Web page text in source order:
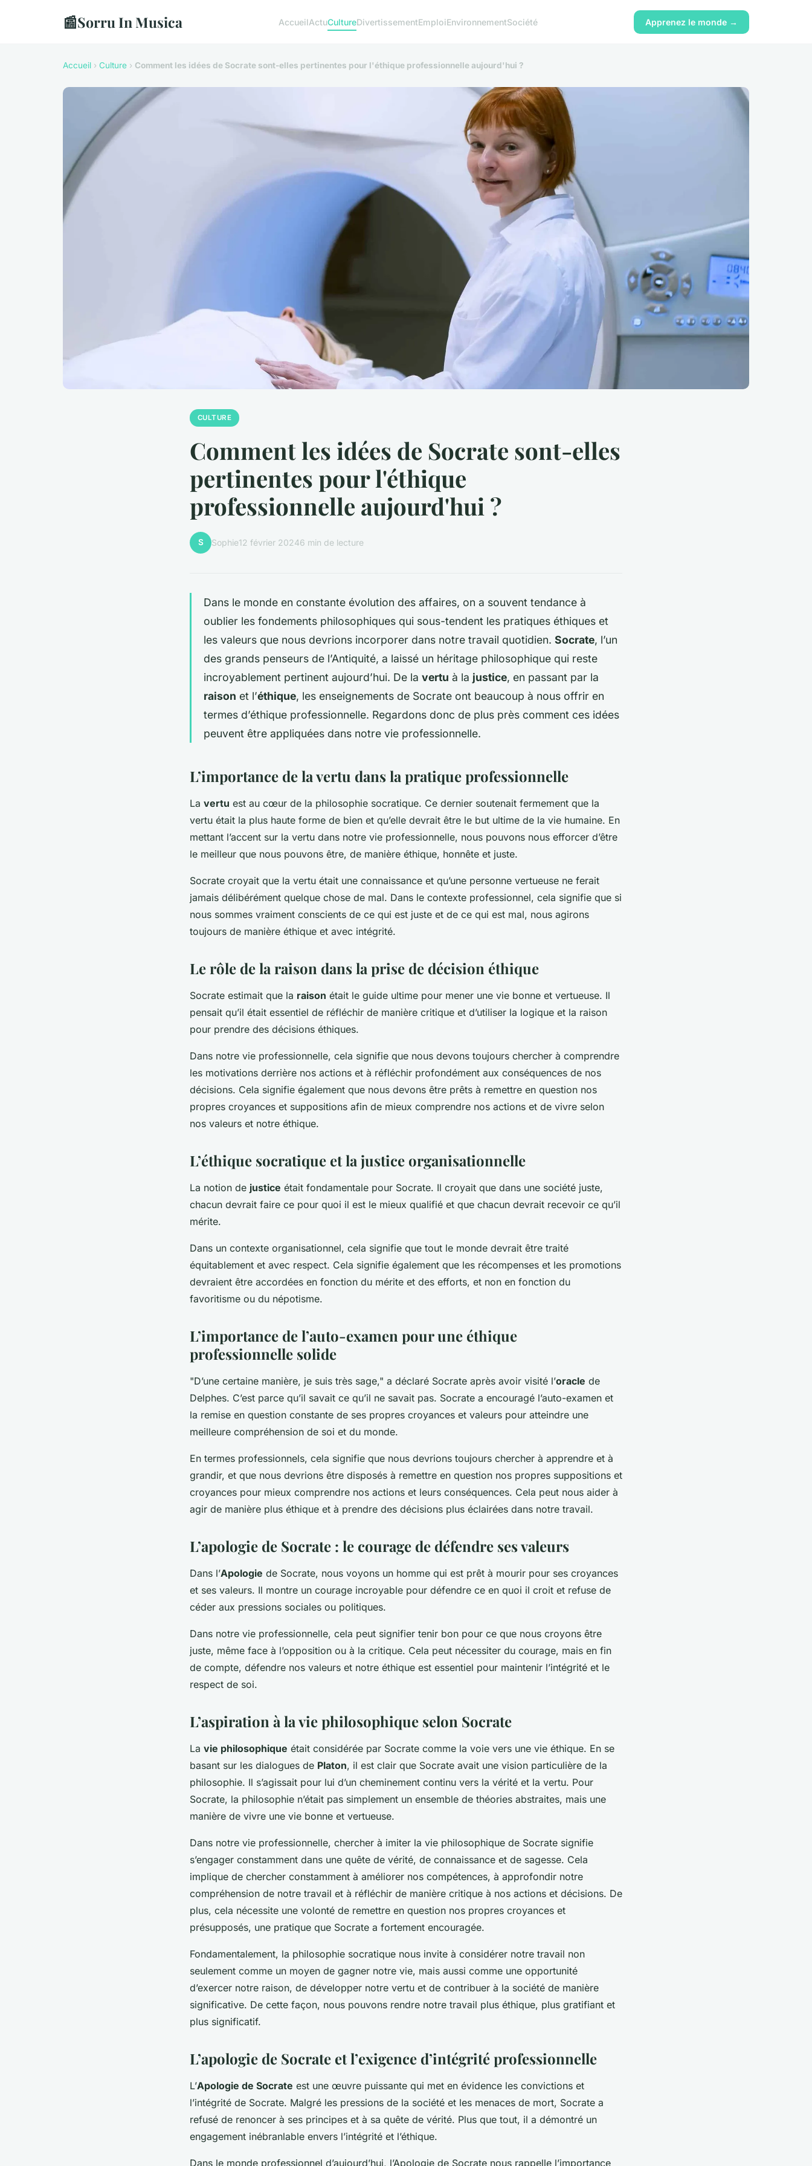
📰Sorru In Musica AccueilActuCultureDivertissementEmploiEnvironnementSociété Apprenez le monde →
Accueil › Culture › Comment les idées de Socrate sont-elles pertinentes pour l'éthique professionnelle aujourd'hui ?
CULTURE
Comment les idées de Socrate sont-elles
pertinentes pour l'éthique
professionnelle aujourd'hui ?
S Sophie12 février 20246 min de lecture
Dans le monde en constante évolution des affaires, on a souvent tendance à
oublier les fondements philosophiques qui sous-tendent les pratiques éthiques et
les valeurs que nous devrions incorporer dans notre travail quotidien. Socrate, l’un
des grands penseurs de l’Antiquité, a laissé un héritage philosophique qui reste
incroyablement pertinent aujourd’hui. De la vertu à la justice, en passant par la
raison et l’éthique, les enseignements de Socrate ont beaucoup à nous offrir en
termes d’éthique professionnelle. Regardons donc de plus près comment ces idées
peuvent être appliquées dans notre vie professionnelle.
L’importance de la vertu dans la pratique professionnelle
La vertu est au cœur de la philosophie socratique. Ce dernier soutenait fermement que la
vertu était la plus haute forme de bien et qu’elle devrait être le but ultime de la vie humaine. En
mettant l’accent sur la vertu dans notre vie professionnelle, nous pouvons nous efforcer d’être
le meilleur que nous pouvons être, de manière éthique, honnête et juste.
Socrate croyait que la vertu était une connaissance et qu’une personne vertueuse ne ferait
jamais délibérément quelque chose de mal. Dans le contexte professionnel, cela signifie que si
nous sommes vraiment conscients de ce qui est juste et de ce qui est mal, nous agirons
toujours de manière éthique et avec intégrité.
Le rôle de la raison dans la prise de décision éthique
Socrate estimait que la raison était le guide ultime pour mener une vie bonne et vertueuse. Il
pensait qu’il était essentiel de réfléchir de manière critique et d’utiliser la logique et la raison
pour prendre des décisions éthiques.
Dans notre vie professionnelle, cela signifie que nous devons toujours chercher à comprendre
les motivations derrière nos actions et à réfléchir profondément aux conséquences de nos
décisions. Cela signifie également que nous devons être prêts à remettre en question nos
propres croyances et suppositions afin de mieux comprendre nos actions et de vivre selon
nos valeurs et notre éthique.
L’éthique socratique et la justice organisationnelle
La notion de justice était fondamentale pour Socrate. Il croyait que dans une société juste,
chacun devrait faire ce pour quoi il est le mieux qualifié et que chacun devrait recevoir ce qu’il
mérite.
Dans un contexte organisationnel, cela signifie que tout le monde devrait être traité
équitablement et avec respect. Cela signifie également que les récompenses et les promotions
devraient être accordées en fonction du mérite et des efforts, et non en fonction du
favoritisme ou du népotisme.
L’importance de l’auto-examen pour une éthique
professionnelle solide
"D’une certaine manière, je suis très sage," a déclaré Socrate après avoir visité l’oracle de
Delphes. C’est parce qu’il savait ce qu’il ne savait pas. Socrate a encouragé l’auto-examen et
la remise en question constante de ses propres croyances et valeurs pour atteindre une
meilleure compréhension de soi et du monde.
En termes professionnels, cela signifie que nous devrions toujours chercher à apprendre et à
grandir, et que nous devrions être disposés à remettre en question nos propres suppositions et
croyances pour mieux comprendre nos actions et leurs conséquences. Cela peut nous aider à
agir de manière plus éthique et à prendre des décisions plus éclairées dans notre travail.
L’apologie de Socrate : le courage de défendre ses valeurs
Dans l’Apologie de Socrate, nous voyons un homme qui est prêt à mourir pour ses croyances
et ses valeurs. Il montre un courage incroyable pour défendre ce en quoi il croit et refuse de
céder aux pressions sociales ou politiques.
Dans notre vie professionnelle, cela peut signifier tenir bon pour ce que nous croyons être
juste, même face à l’opposition ou à la critique. Cela peut nécessiter du courage, mais en fin
de compte, défendre nos valeurs et notre éthique est essentiel pour maintenir l’intégrité et le
respect de soi.
L’aspiration à la vie philosophique selon Socrate
La vie philosophique était considérée par Socrate comme la voie vers une vie éthique. En se
basant sur les dialogues de Platon, il est clair que Socrate avait une vision particulière de la
philosophie. Il s’agissait pour lui d’un cheminement continu vers la vérité et la vertu. Pour
Socrate, la philosophie n’était pas simplement un ensemble de théories abstraites, mais une
manière de vivre une vie bonne et vertueuse.
Dans notre vie professionnelle, chercher à imiter la vie philosophique de Socrate signifie
s’engager constamment dans une quête de vérité, de connaissance et de sagesse. Cela
implique de chercher constamment à améliorer nos compétences, à approfondir notre
compréhension de notre travail et à réfléchir de manière critique à nos actions et décisions. De
plus, cela nécessite une volonté de remettre en question nos propres croyances et
présupposés, une pratique que Socrate a fortement encouragée.
Fondamentalement, la philosophie socratique nous invite à considérer notre travail non
seulement comme un moyen de gagner notre vie, mais aussi comme une opportunité
d’exercer notre raison, de développer notre vertu et de contribuer à la société de manière
significative. De cette façon, nous pouvons rendre notre travail plus éthique, plus gratifiant et
plus significatif.
L’apologie de Socrate et l’exigence d’intégrité professionnelle
L’Apologie de Socrate est une œuvre puissante qui met en évidence les convictions et
l’intégrité de Socrate. Malgré les pressions de la société et les menaces de mort, Socrate a
refusé de renoncer à ses principes et à sa quête de vérité. Plus que tout, il a démontré un
engagement inébranlable envers l’intégrité et l’éthique.
Dans le monde professionnel d’aujourd’hui, l’Apologie de Socrate nous rappelle l’importance